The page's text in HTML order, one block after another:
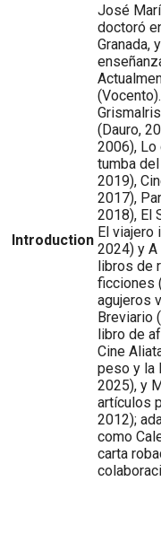
Introduction
José
doctoró
Granada,
(Dauro,
2006), Lo
tumba
2019),
2017),
2018), El
El viajero
2024) y
libros de
ficciones
agujeros
Breviario
libro de
Cine
peso y la
2025), y
artículos
2012);
como
carta